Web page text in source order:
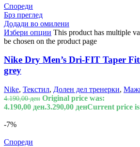
Спореди
Брз преглед
Додади во омилени
Избери опции This product has multiple
be chosen on the product page
Nike Dry Men’s Dri-FIT Taper
grey
Nike, Текстил, Долен дел тренерки,
4.190,00ден Original price was:
4.190,00 ден.3.290,00 денCurrent price
-7%
Спореди